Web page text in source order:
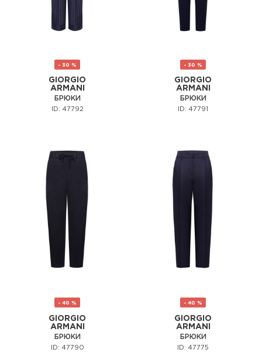
- 30 %
GIORGIO
ARMANI
БРЮКИ
ID: 47792
- 30 %
GIORGIO
ARMANI
БРЮКИ
ID: 47791
- 40 %
GIORGIO
ARMANI
БРЮКИ
ID: 47790
- 40 %
GIORGIO
ARMANI
БРЮКИ
ID: 47775